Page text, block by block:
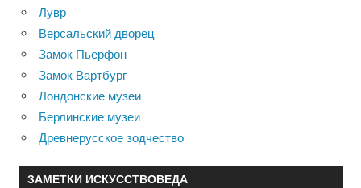
Лувр
Версальский дворец
Замок Пьерфон
Замок Вартбург
Лондонские музеи
Берлинские музеи
Древнерусское зодчество
ЗАМЕТКИ ИСКУССТВОВЕДА